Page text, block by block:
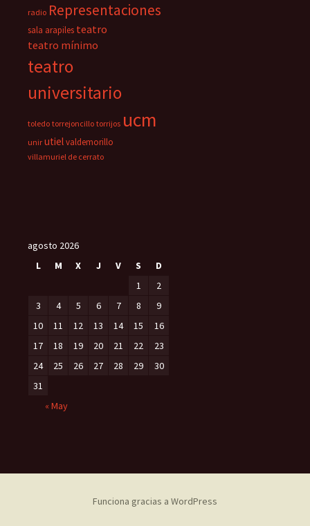
radio Representaciones
sala arapiles teatro
teatro mínimo
teatro
universitario
toledo torrejoncillo torrijos ucm
unir utielvaldemorillo
villamuriel de cerrato
agosto 2026
L
M X J V S
D
1
2
3
4 5 6 7 8
9
10
11 12 13 14 15
16
17
18 19 20 21 22
23
24
25 26 27 28 29
30
31
« May
Funciona gracias a WordPress